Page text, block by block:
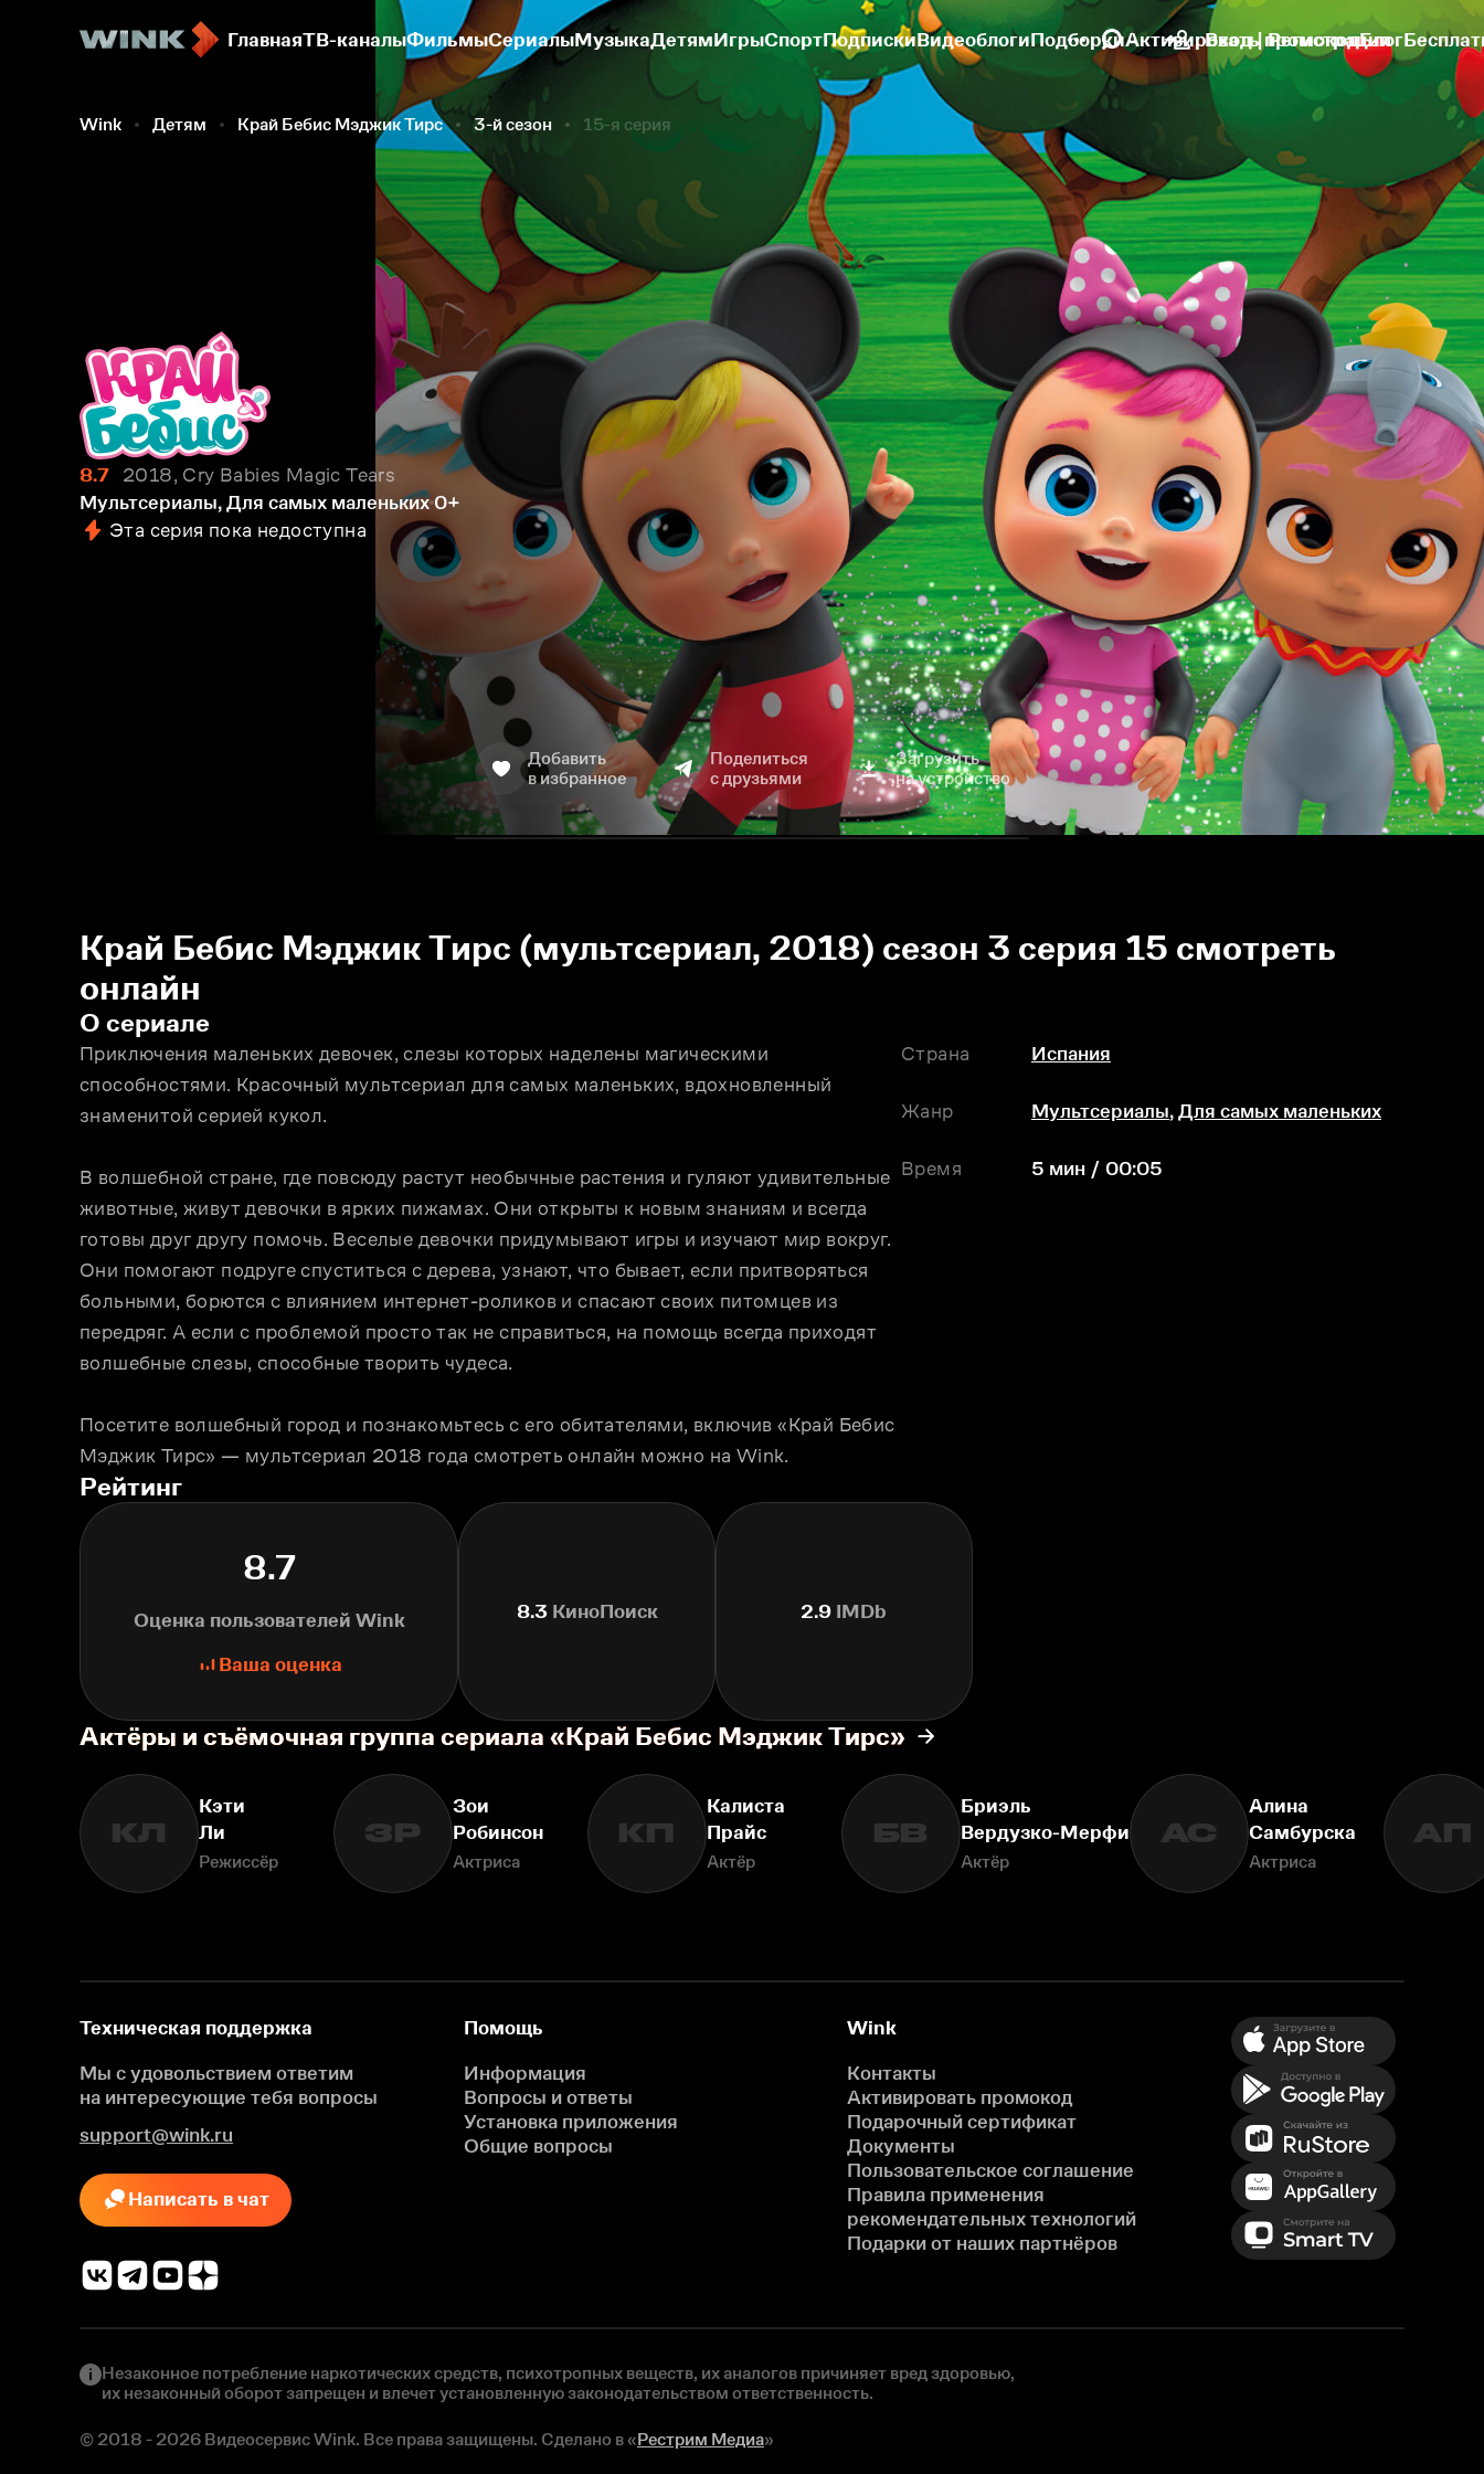
ГлавнаяТВ-каналыФильмыСериалыМузыкаДетямИгрыСпортПодпискиВидеоблогиПодборкиАктивировать промокодБлог
Вход | Регистрация
Wink Детям Край Бебис Мэджик Тирс 3-й сезон 15-я серия
8.7
2018, Cry Babies Magic Tears
Мультсериалы, Для самых маленьких 0+
Эта серия пока недоступна
Добавить
в избранное
Поделиться
с друзьями
Загрузить
на устройство
Край Бебис Мэджик Тирс (мультсериал, 2018) сезон 3 серия 15 смотреть
онлайн
О сериале
Приключения маленьких девочек, слезы которых наделены магическими
способностями. Красочный мультсериал для самых маленьких, вдохновленный
знаменитой серией кукол.
В волшебной стране, где повсюду растут необычные растения и гуляют удивительные
животные, живут девочки в ярких пижамах. Они открыты к новым знаниям и всегда
готовы друг другу помочь. Веселые девочки придумывают игры и изучают мир вокруг.
Они помогают подруге спуститься с дерева, узнают, что бывает, если притворяться
больными, борются с влиянием интернет-роликов и спасают своих питомцев из
передряг. А если с проблемой просто так не справиться, на помощь всегда приходят
волшебные слезы, способные творить чудеса.
Посетите волшебный город и познакомьтесь с его обитателями, включив «Край Бебис
Мэджик Тирс» — мультсериал 2018 года смотреть онлайн можно на Wink.
Страна Испания
Жанр Мультсериалы, Для самых маленьких
Время 5 мин / 00:05
Рейтинг
8.7
Оценка пользователей Wink
Ваша оценка
8.3 КиноПоиск 2.9 IMDb
Актёры и съёмочная группа сериала «Край Бебис Мэджик Тирс»
КЛ
Кэти
Ли
Режиссёр
ЗР
Зои
Робинсон
Актриса
КП
Калиста
Прайс
Актёр
БВ
Бриэль
Вердузко-Мерфи
Актёр
АС
Алина
Самбурска
Актриса
АП
Техническая поддержка
Мы с удовольствием ответим
на интересующие тебя вопросы
support@wink.ru
Написать в чат
Помощь
Информация
Вопросы и ответы
Установка приложения
Общие вопросы
Wink
Контакты
Активировать промокод
Подарочный сертификат
Документы
Пользовательское соглашение
Правила применения
рекомендательных технологий
Подарки от наших партнёров
Незаконное потребление наркотических средств, психотропных веществ, их аналогов причиняет вред здоровью,
их незаконный оборот запрещен и влечет установленную законодательством ответственность.
© 2018 - 2026 Видеосервис Wink. Все права защищены. Сделано в «Рестрим Медиа»